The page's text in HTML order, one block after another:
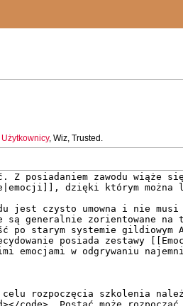
Użytkownicy, Wiz, Trusted.